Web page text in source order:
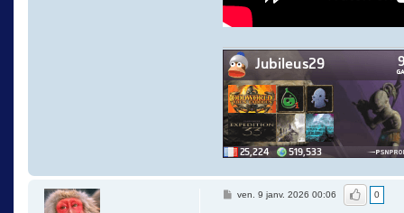
ven. 9 janv. 2026 00:06 J'aime
0